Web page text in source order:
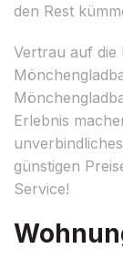
den Rest
Vertrau auf die
Erlebnis
günstigen
Service!